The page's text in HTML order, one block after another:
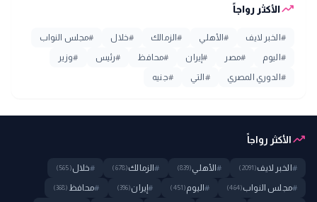
trending_upالأكثر رواجاً
# الخبر لايف #الأهلي #الزمالك #خلال #مجلس النواب
# اليوم #مصر #إيران #محافظ #رئيس #وزير
# الدوري المصري # التي #جنيه
trending_upالأكثر رواجاً
# الخبر لايف(2091)
#الأهلي(839)
#الزمالك(678)
#خلال(565)
#مجلس النواب(464)
#اليوم(451)
#إيران(396)
#محافظ (368)